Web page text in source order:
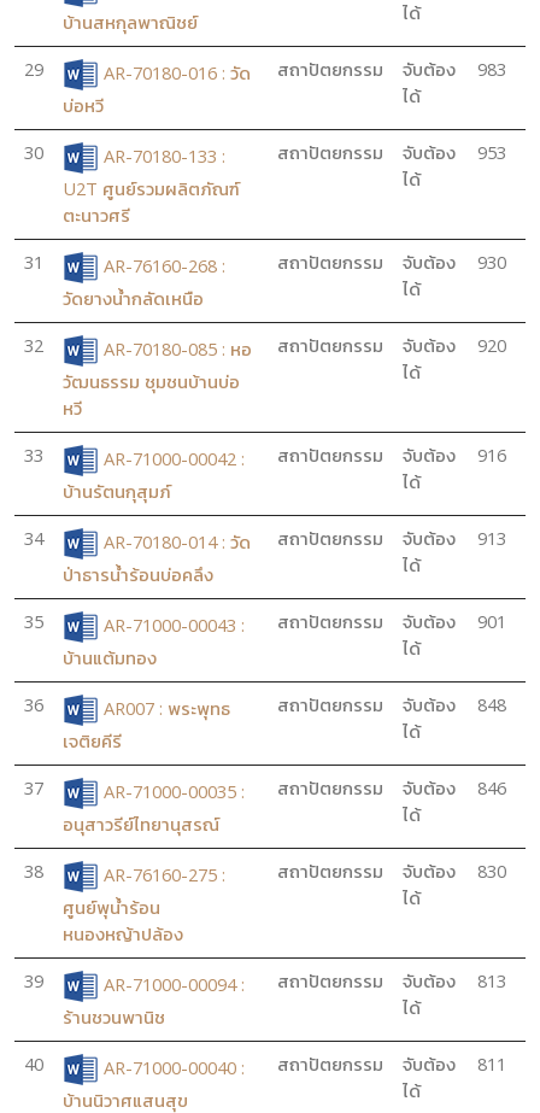
บ้านสหกุลพาณิชย์
ได้
29
AR-70180-016 : วัด
บ่อหวี
สถาปัตยกรรม
จับต้อง
ได้
983
30
AR-70180-133 :
U2T ศูนย์รวมผลิตภัณฑ์
ตะนาวศรี
สถาปัตยกรรม
จับต้อง
ได้
953
31
AR-76160-268 :
วัดยางน้ำกลัดเหนือ
สถาปัตยกรรม
จับต้อง
ได้
930
32
AR-70180-085 : หอ
วัฒนธรรม ชุมชนบ้านบ่อ
หวี
สถาปัตยกรรม
จับต้อง
ได้
920
33
AR-71000-00042 :
บ้านรัตนกุสุมภ์
สถาปัตยกรรม
จับต้อง
ได้
916
34
AR-70180-014 : วัด
ป่าธารน้ำร้อนบ่อคลึง
สถาปัตยกรรม
จับต้อง
ได้
913
35
AR-71000-00043 :
บ้านแต้มทอง
สถาปัตยกรรม
จับต้อง
ได้
901
36
AR007 : พระพุทธ
เจติยคีรี
สถาปัตยกรรม
จับต้อง
ได้
848
37
AR-71000-00035 :
อนุสาวรีย์ไทยานุสรณ์
สถาปัตยกรรม
จับต้อง
ได้
846
38
AR-76160-275 :
ศูนย์พุน้ำร้อน
หนองหญ้าปล้อง
สถาปัตยกรรม
จับต้อง
ได้
830
39
AR-71000-00094 :
ร้านชวนพานิช
สถาปัตยกรรม
จับต้อง
ได้
813
40
AR-71000-00040 :
บ้านนิวาศแสนสุข
สถาปัตยกรรม
จับต้อง
ได้
811